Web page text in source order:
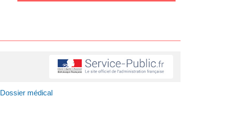
Dossier médical